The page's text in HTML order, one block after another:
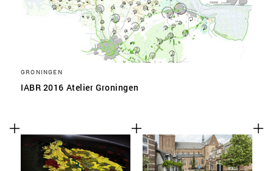
GRONINGEN
IABR 2016 Atelier Groningen